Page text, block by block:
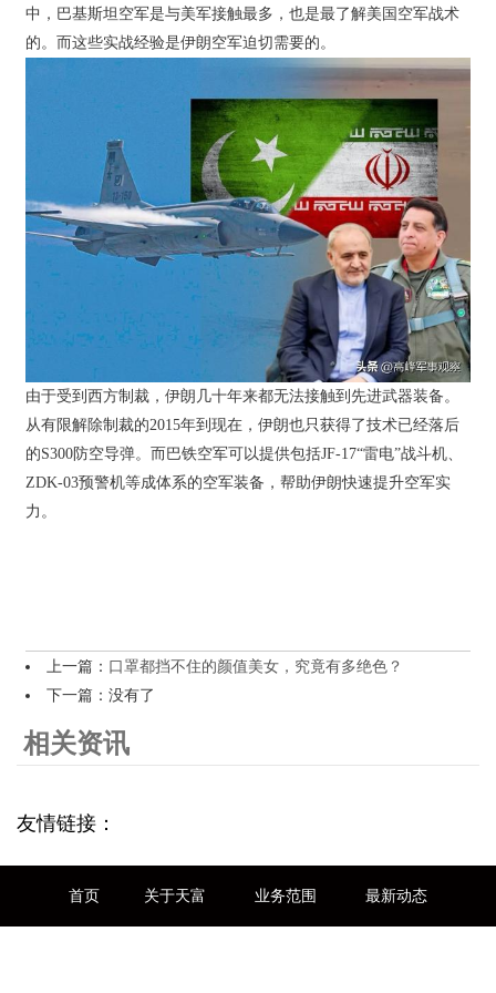
中，巴基斯坦空军是与美军接触最多，也是最了解美国空军战术
的。而这些实战经验是伊朗空军迫切需要的。
由于受到西方制裁，伊朗几十年来都无法接触到先进武器装备。
从有限解除制裁的2015年到现在，伊朗也只获得了技术已经落后
的S300防空导弹。而巴铁空军可以提供包括JF-17“雷电”战斗机、
ZDK-03预警机等成体系的空军装备，帮助伊朗快速提升空军实
力。
上一篇： 口罩都挡不住的颜值美女，究竟有多绝色？
下一篇：没有了
相关资讯
友情链接：
首页 关于天富 业务范围 最新动态